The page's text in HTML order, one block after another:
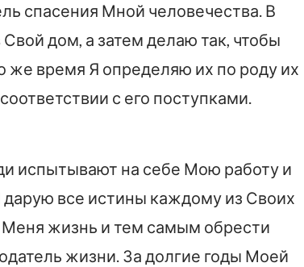
спасения Мной человечества. В
дом, а затем делаю так, чтобы
же время Я определяю их по роду их
с его поступками.
испытывают на себе Мою работу и
все истины каждому из Своих
Меня жизнь и тем самым обрести
жизни. За долгие годы Моей